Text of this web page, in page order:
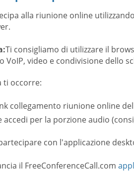
alla riunione online
Ti consigliamo di utilizzare il
VoIP, video e condivisione dello
ti occorre:
collegamento riunione online
accedi per la porzione audio
con l'applicazione
il FreeConferenceCall.com